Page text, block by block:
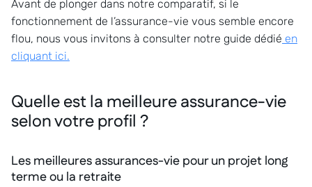
Avant de plonger dans notre comparatif, si le
fonctionnement de l’assurance-vie vous semble encore
flou, nous vous invitons à consulter notre guide dédié en
cliquant ici.
Quelle est la meilleure assurance-vie
selon votre profil ?
Les meilleures assurances-vie pour un projet long
terme ou la retraite